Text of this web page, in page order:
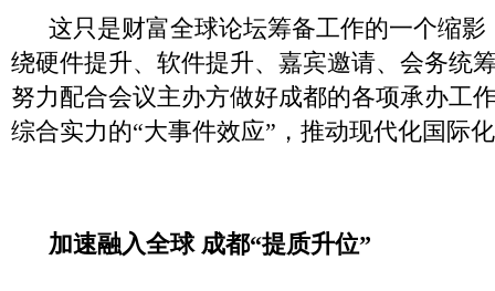
这只是财富全球论坛筹备工作的一个缩
绕硬件提升、软件提升、嘉宾邀请、会务统
努力配合会议主办方做好成都的各项承办工
综合实力的“大事件效应”，推动现代化国际
加速融入全球 成都“提质升位”